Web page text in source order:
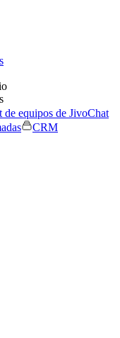
de equipos de JivoChat
CRM